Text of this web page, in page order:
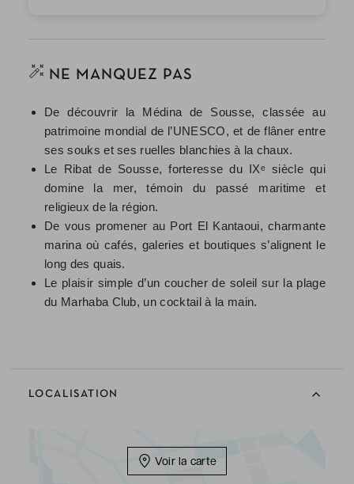
NE MANQUEZ PAS
De découvrir la Médina de Sousse, classée au
patrimoine mondial de l’UNESCO, et de flâner entre
ses souks et ses ruelles blanchies à la chaux.
Le Ribat de Sousse, forteresse du IXᵉ siècle qui
domine la mer, témoin du passé maritime et
religieux de la région.
De vous promener au Port El Kantaoui, charmante
marina où cafés, galeries et boutiques s’alignent le
long des quais.
Le plaisir simple d’un coucher de soleil sur la plage
du Marhaba Club, un cocktail à la main.
LOCALISATION
Voir la carte